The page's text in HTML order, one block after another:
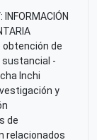
INFORMACIÓN
obtención de
sustancial -
Inchi
y
de
relacionados